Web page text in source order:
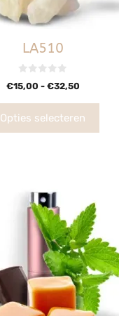
LA510
0
v
n
5
€15,00 - €32,50
Opties selecteren